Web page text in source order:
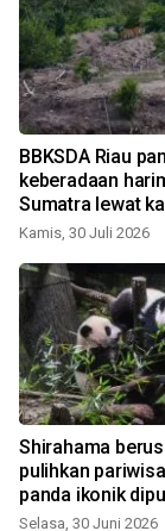
BBKSDA Riau
keberadaan
Sumatra lewat
di Inderagiri Hilir
Kamis, 30 Juli 2026
Shirahama
pulihkan
panda ikonik
Selasa, 30 Juni 2026